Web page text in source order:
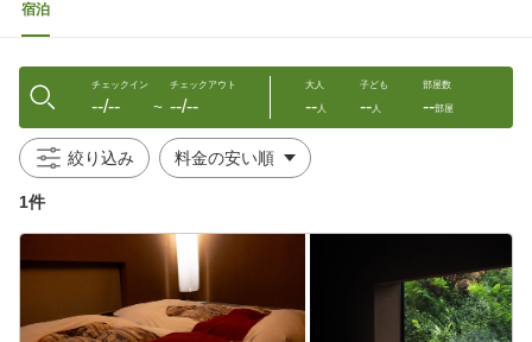
宿泊
チェックイン
--/-- 〜
チェックアウト
--/--
大人
--人
子ども
--人
部屋数
--部屋
絞り込み
1件